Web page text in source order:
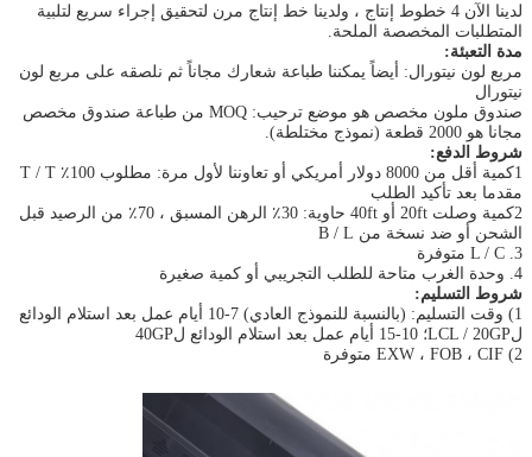
لدينا الآن 4 خطوط إنتاج ، ولدينا خط إنتاج مرن لتحقيق إجراء سريع لتلبية
المتطلبات المخصصة الملحة.
مدة التعبئة:
مربع لون نيتورال: أيضاً يمكننا طباعة شعارك مجاناً ثم نلصقه على مربع لون
نيتورال
صندوق ملون مخصص هو موضع ترحيب: MOQ من طباعة صندوق مخصص
مجانا هو 2000 قطعة (نموذج مختلطة).
شروط الدفع:
1كمية أقل من 8000 دولار أمريكي أو تعاوننا لأول مرة: مطلوب 100٪ T / T
مقدما بعد تأكيد الطلب
2كمية وصلت 20ft أو 40ft حاوية: 30٪ الرهن المسبق ، 70٪ من الرصيد قبل
الشحن أو ضد نسخة من B / L
3. L / C متوفرة
4. وحدة الغرب متاحة للطلب التجريبي أو كمية صغيرة
شروط التسليم:
1) وقت التسليم: (بالنسبة للنموذج العادي) 7-10 أيام عمل بعد استلام الودائع
لLCL / 20GP؛ 10-15 أيام عمل بعد استلام الودائع ل40GP
2) EXW ، FOB ، CIF متوفرة